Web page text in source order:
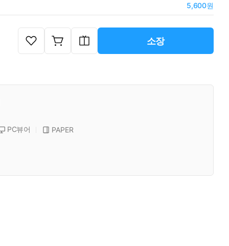
5,600원
소장
PC뷰어
PAPER